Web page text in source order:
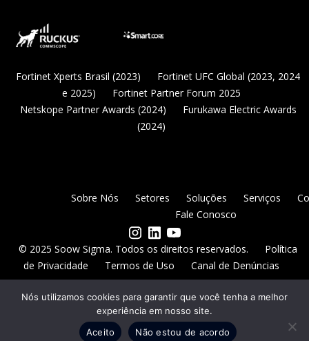
Fortinet Xperts Brasil (2023)
Fortinet UFC Global (2023, 2024
e 2025)
Fortinet Partner Forum 2025
Netskope Partner Awards (2024)
Furukawa Electric Awards
(2024)
Sobre Nós Setores Soluções Serviços
Fale Conosco
© 2025 Soow Sigma. Todos os direitos reservados.
Política
de Privacidade
Termos de Uso Canal de Denúncias
Nós utilizamos cookies para garantir que você tenha a melhor
experiência em nosso site.
Aceito
Não estou de acordo